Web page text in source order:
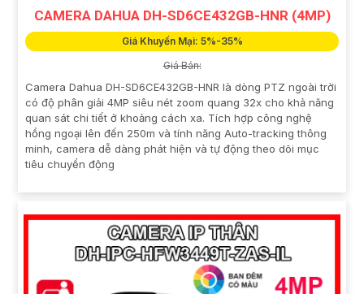
CAMERA DAHUA DH-SD6CE432GB-HNR (4MP)
Giá Khuyến Mại: 5%-35%
Giá Bán:
Camera Dahua DH-SD6CE432GB-HNR là dòng PTZ ngoài trời
có độ phân giải 4MP siêu nét zoom quang 32x cho khả năng
quan sát chi tiết ở khoảng cách xa. Tích hợp công nghệ
hồng ngoại lên đến 250m và tính năng Auto-tracking thông
minh, camera dễ dàng phát hiện và tự động theo dõi mục
tiêu chuyển động